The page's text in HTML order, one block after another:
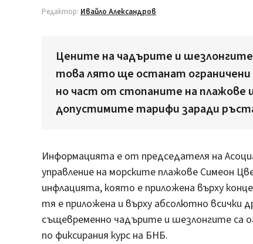
Редактор: Ивайло Александров
Цените на чадърите и
това лято ще останат
но част от стопаните на плажове
допустимите тарифи заради
Информацията е от председателя на
управление на морските плажове Симеон
инфлацията, която е приложена върху
тя е приложена и върху абсолютно всички
същевременно чадърите и шезлонгите са
по фиксирания курс на БНБ.